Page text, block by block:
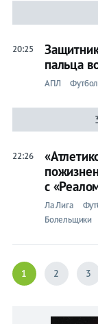
20:25
пальца
АПЛ
22:26
с
Ла Лига
Болельщики
1 2 3